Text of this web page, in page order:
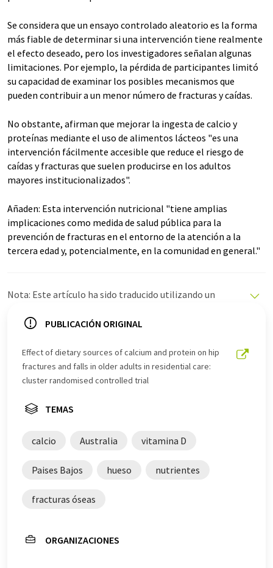
Se considera que un ensayo controlado aleatorio es la forma
más fiable de determinar si una intervención tiene realmente
el efecto deseado, pero los investigadores señalan algunas
limitaciones. Por ejemplo, la pérdida de participantes limitó
su capacidad de examinar los posibles mecanismos que
pueden contribuir a un menor número de fracturas y caídas.
No obstante, afirman que mejorar la ingesta de calcio y
proteínas mediante el uso de alimentos lácteos "es una
intervención fácilmente accesible que reduce el riesgo de
caídas y fracturas que suelen producirse en los adultos
mayores institucionalizados".
Añaden: Esta intervención nutricional "tiene amplias
implicaciones como medida de salud pública para la
prevención de fracturas en el entorno de la atención a la
tercera edad y, potencialmente, en la comunidad en general."
Nota: Este artículo ha sido traducido utilizando un
ofrece estas traducciones automáticas para presentar
este artículo ha sido traducido con traducción
automática, es posible que contenga errores de
vocabulario, sintaxis o gramática. El artículo original en
PUBLICACIÓN ORIGINAL
Effect of dietary sources of calcium and protein on hip
fractures and falls in older adults in residential care:
cluster randomised controlled trial
TEMAS
calcio Australia vitamina D
Paises Bajos hueso nutrientes
fracturas óseas
ORGANIZACIONES